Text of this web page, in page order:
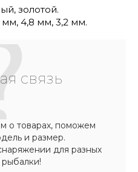
золотой.
4,8 мм, 3,2 мм.
связь
о товарах, поможем
и размер.
для разных